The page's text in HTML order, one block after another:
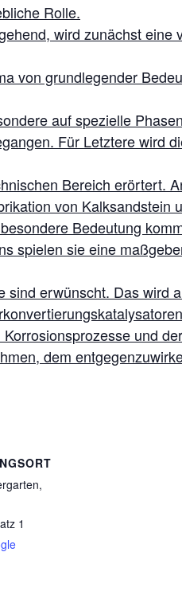
Rolle.
wird zunächst eine
von grundlegender
auf spezielle
Für Letztere wird
Bereich erörtert.
von Kalksandstein
Bedeutung
spielen sie eine
erwünscht. Das wird
und
dem
1